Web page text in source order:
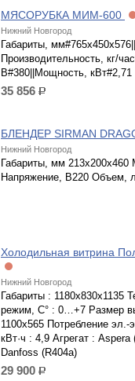
МЯСОРУБКА МИМ-600
Нижний Новгород
Габариты, мм#765х450х576||
Производительность, кг/
В#380||Мощность, кВт#2,71
35 856 р.
БЛЕНДЕР SIRMAN
Нижний Новгород
Габариты, мм
Напряжение, В220 Объем,
Холодильная витрина
Нижний Новгород
Габариты : 1180х830х1135
режим, С° : 0…+7 Размер
1100х565 Потребление эл.-
кВт·ч : 4,9 Агрегат : Aspera
Danfoss (R404a)
29 900 р.